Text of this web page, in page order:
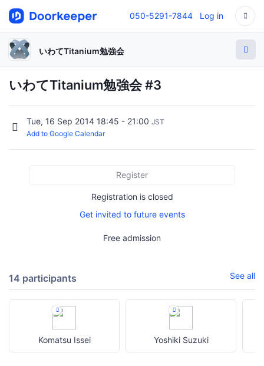
050-5291-7844 Log in
いわてTitanium勉強会
いわてTitanium勉強会 #3
Tue, 16 Sep 2014 18:45 - 21:00 JST
Add to Google Calendar
Register
Registration is closed
Get invited to future events
Free admission
14 participants See all
Komatsu Issei Yoshiki Suzuki